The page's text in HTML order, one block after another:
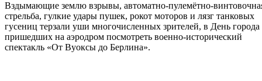
Вздымающие землю взрывы, автоматно-пулемётно-
стрельба, гулкие удары пушек, рокот моторов и лязг танковых
гусениц терзали уши многочисленных зрителей, в День города
пришедших на аэродром посмотреть военно-исторический
спектакль «От Вуоксы до Берлина».